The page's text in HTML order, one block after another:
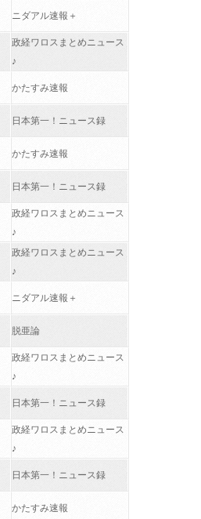
ニダアル速報＋
政経ワロスまとめニュース
♪
かたすみ速報
日本第一！ニュース録
かたすみ速報
日本第一！ニュース録
政経ワロスまとめニュース
♪
政経ワロスまとめニュース
♪
ニダアル速報＋
脱亜論
政経ワロスまとめニュース
♪
日本第一！ニュース録
政経ワロスまとめニュース
♪
日本第一！ニュース録
かたすみ速報